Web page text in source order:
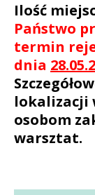
Ilość
Państwo
termin
dnia
lokalizacji
osobom
warsztat.